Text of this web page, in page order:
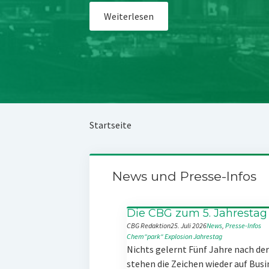
Weiterlesen
Startseite
News und Presse-Infos
Die CBG zum 5.
CBG Redaktion25. Juli 2026News, Presse-Infos
Chem“park“ExplosionJahrestag
Nichts gelernt Fünf Jahre nach
stehen die Zeichen wieder auf